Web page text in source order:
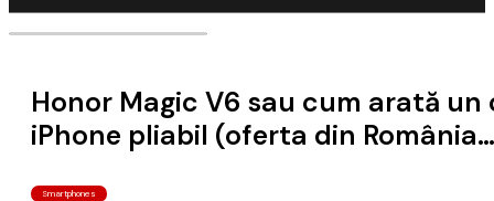
Honor Magic V6 sau cum arată
iPhone pliabil (oferta din
Smartphones